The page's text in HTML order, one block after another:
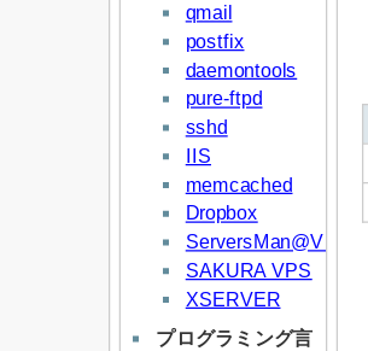
qmail
postfix
daemontools
pure-ftpd
sshd
IIS
memcached
Dropbox
ServersMan@VPS
SAKURA VPS
XSERVER
プログラミング言